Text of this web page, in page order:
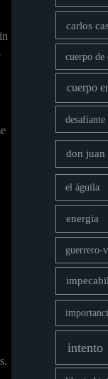
carlos
cuerpo de
cuerpo
don juan
el águila
energia
guerrero-
intento